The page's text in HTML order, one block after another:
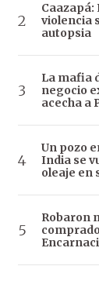
violencia
autopsia
La mafia
negocio
acecha a
Un pozo
India se
oleaje en
Robaron